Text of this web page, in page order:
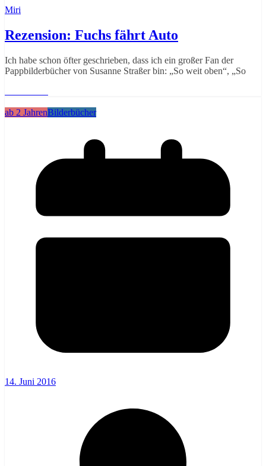
Miri
Rezension: Fuchs fährt Auto
Ich habe schon öfter geschrieben, dass ich ein großer Fan der
Pappbilderbücher von Susanne Straßer bin: „So weit oben“, „So
ab 2 JahrenBilderbücher
14. Juni 2016